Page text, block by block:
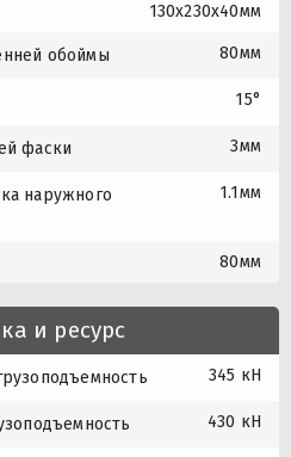
130x230x40мм
обоймы 80мм
15°
фаски 3мм
наружного
1.1мм
80мм
и ресурс
345 кН
430 кН